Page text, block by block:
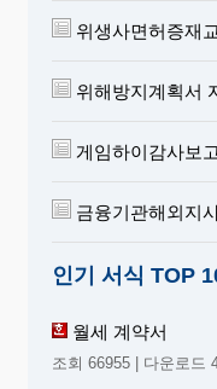
위생사면허증재
위해방지계획서
게임하이감사보
금융기관해외지
인기 서식 TOP
월세 계약서
조회 66955 | 다운로드